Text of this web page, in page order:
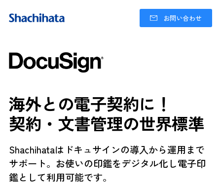
お問い合わせ
海外との電子契約に！
契約・文書管理の世界標準
Shachihataはドキュサインの導入から運用まで
サポート。 お使いの印鑑をデジタル化し電子印
鑑として利用可能です。